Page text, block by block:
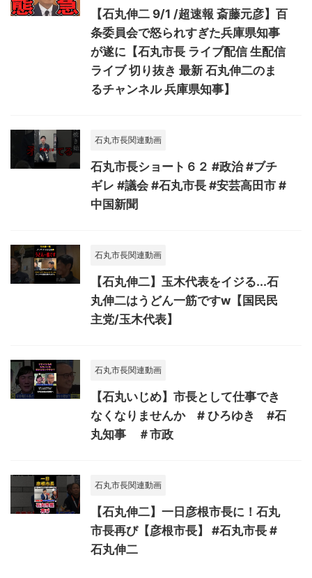
【石丸伸二 9/1 /超速報 斎藤元彦】百
条委員会で怒られすぎた兵庫県知事
が遂に【石丸市長 ライブ配信 生配信
ライブ 切り抜き 最新 石丸伸二のま
るチャンネル 兵庫県知事】
石丸市長関連動画
石丸市長ショート６２ #政治 #ブチ
ギレ #議会 #石丸市長 #安芸高田市 #
中国新聞
石丸市長関連動画
【石丸伸二】玉木代表をイジる...石
丸伸二はうどん一筋ですw【国民民
主党/玉木代表】
石丸市長関連動画
【石丸いじめ】市長として仕事でき
なくなりませんか # ひろゆき #石
丸知事 ＃市政
石丸市長関連動画
【石丸伸二】一日彦根市長に！石丸
市長再び【彦根市長】 #石丸市長 #
石丸伸二